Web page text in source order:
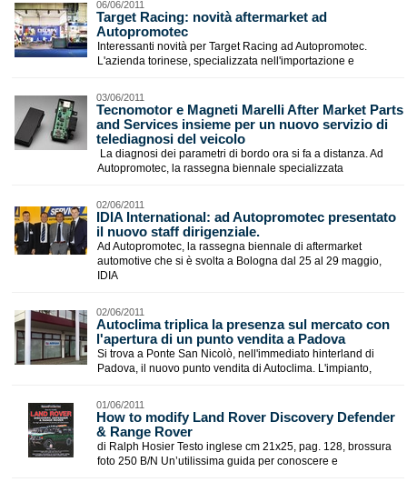
06/06/2011
Target Racing: novità aftermarket ad
Autopromotec
Interessanti novità per Target Racing ad Autopromotec.
L'azienda torinese, specializzata nell'importazione e
03/06/2011
Tecnomotor e Magneti Marelli After Market Parts
and Services insieme per un nuovo servizio di
telediagnosi del veicolo
La diagnosi dei parametri di bordo ora si fa a distanza. Ad
Autopromotec, la rassegna biennale specializzata
02/06/2011
IDIA International: ad Autopromotec presentato
il nuovo staff dirigenziale.
Ad Autopromotec, la rassegna biennale di aftermarket
automotive che si è svolta a Bologna dal 25 al 29 maggio,
IDIA
02/06/2011
Autoclima triplica la presenza sul mercato con
l'apertura di un punto vendita a Padova
Si trova a Ponte San Nicolò, nell'immediato hinterland di
Padova, il nuovo punto vendita di Autoclima. L'impianto,
01/06/2011
How to modify Land Rover Discovery Defender
& Range Rover
di Ralph Hosier Testo inglese cm 21x25, pag. 128, brossura
foto 250 B/N Un’utilissima guida per conoscere e